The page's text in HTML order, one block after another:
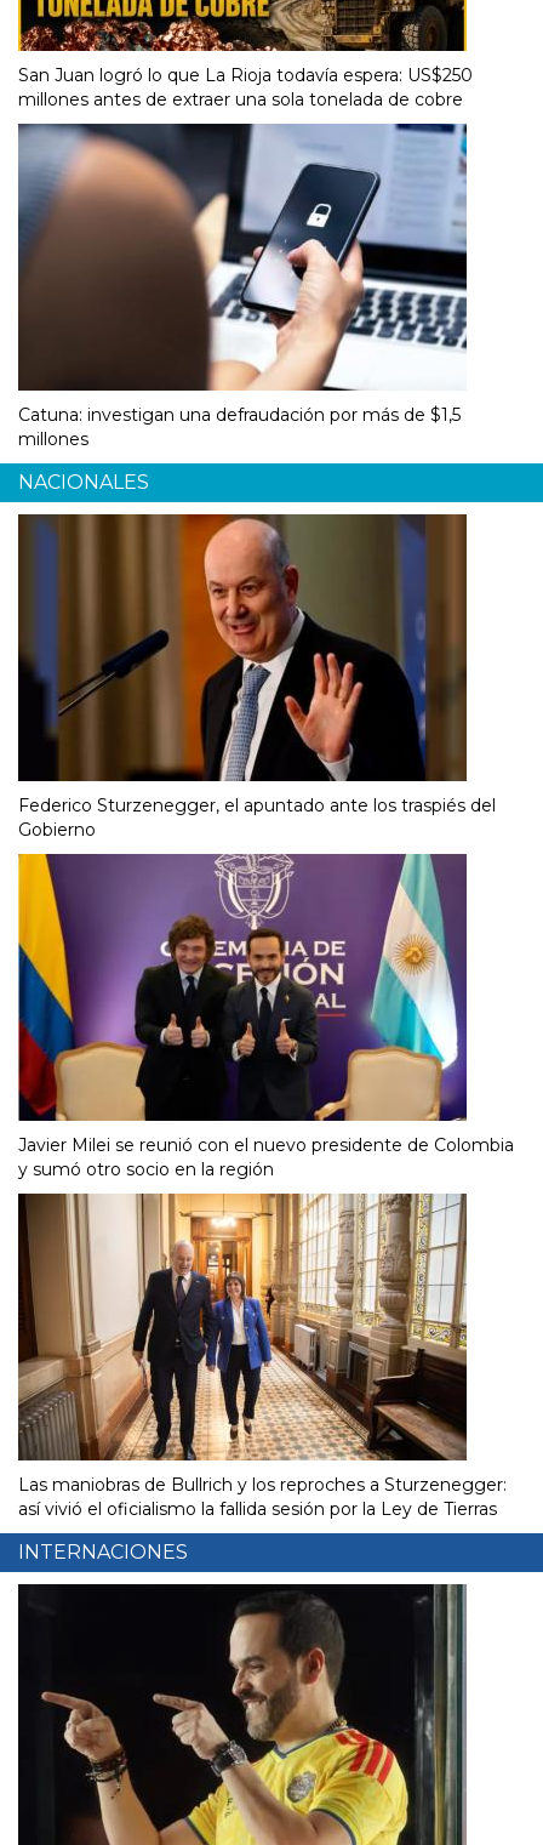
San Juan logró lo que La Rioja todavía espera: US$250
millones antes de extraer una sola tonelada de cobre
Catuna: investigan una defraudación por más de $1,5
millones
NACIONALES
Federico Sturzenegger, el apuntado ante los traspiés del
Gobierno
Javier Milei se reunió con el nuevo presidente de Colombia
y sumó otro socio en la región
Las maniobras de Bullrich y los reproches a Sturzenegger:
así vivió el oficialismo la fallida sesión por la Ley de Tierras
INTERNACIONES